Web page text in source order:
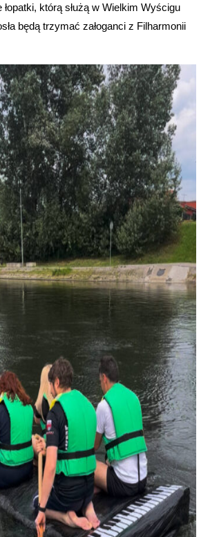
którą służą w Wielkim Wyścigu
będą trzymać załoganci z Filharmonii